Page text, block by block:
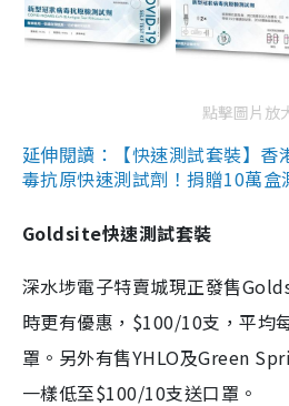
點擊圖片放
延伸閱讀：【快速測試套裝】香
毒抗原快速測試劑！捐贈10萬
Goldsite快速測試套裝
深水埗電子特賣城現正發售
時更有優惠，$100/10支，平均
罩。另外有售YHLO及Green
一樣低至$100/10支送口罩。